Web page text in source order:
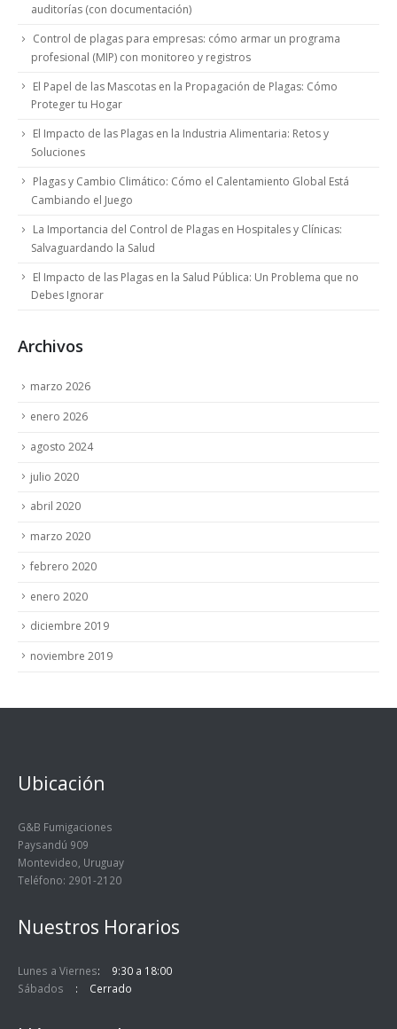
auditorías (con documentación)
Control de plagas para empresas: cómo armar un programa
profesional (MIP) con monitoreo y registros
El Papel de las Mascotas en la Propagación de Plagas: Cómo
Proteger tu Hogar
El Impacto de las Plagas en la Industria Alimentaria: Retos y
Soluciones
Plagas y Cambio Climático: Cómo el Calentamiento Global Está
Cambiando el Juego
La Importancia del Control de Plagas en Hospitales y Clínicas:
Salvaguardando la Salud
El Impacto de las Plagas en la Salud Pública: Un Problema que no
Debes Ignorar
Archivos
marzo 2026
enero 2026
agosto 2024
julio 2020
abril 2020
marzo 2020
febrero 2020
enero 2020
diciembre 2019
noviembre 2019
Ubicación
G&B Fumigaciones
Paysandú 909
Montevideo, Uruguay
Teléfono: 2901-2120
Nuestros Horarios
Lunes a Viernes
9:30 a 18:00
Sábados
Cerrado